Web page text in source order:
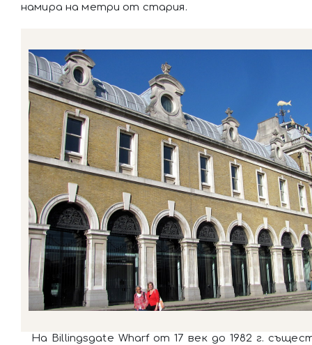
намира на метри от стария.
На Billingsgate Wharf от 17 век до 1982 г.